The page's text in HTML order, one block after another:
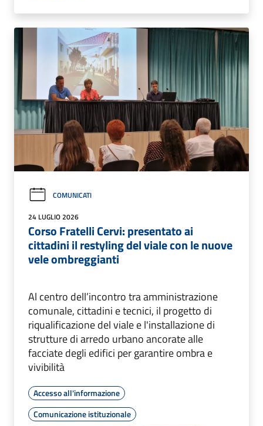
COMUNICATI
24 LUGLIO 2026
Corso Fratelli Cervi: presentato ai
cittadini il restyling del viale con le nuove
vele ombreggianti
Al centro dell’incontro tra amministrazione
comunale, cittadini e tecnici, il progetto di
riqualificazione del viale e l'installazione di
strutture di arredo urbano ancorate alle
facciate degli edifici per garantire ombra e
vivibilità
Accesso all'informazione
Comunicazione istituzionale